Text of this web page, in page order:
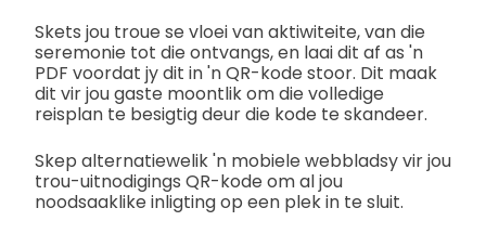
Skets jou troue se vloei van aktiwiteite, van die
seremonie tot die ontvangs, en laai dit af as 'n
PDF voordat jy dit in 'n QR-kode stoor. Dit maak
dit vir jou gaste moontlik om die volledige
reisplan te besigtig deur die kode te skandeer.
Skep alternatiewelik 'n mobiele webbladsy vir jou
trou-uitnodigings QR-kode om al jou
noodsaaklike inligting op een plek in te sluit.